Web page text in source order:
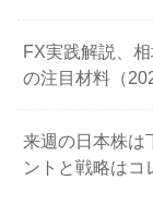
FX実践解説、
の注目材料（
来週の日本株は
ントと戦略はコ